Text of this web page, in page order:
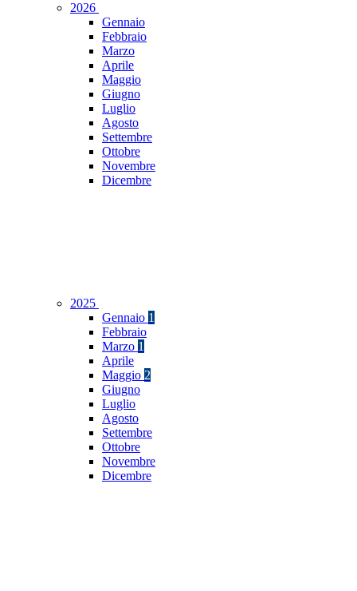
2026
Gennaio
Febbraio
Marzo
Aprile
Maggio
Giugno
Luglio
Agosto
Settembre
Ottobre
Novembre
Dicembre
2025
Gennaio 1
Febbraio
Marzo 1
Aprile
Maggio 2
Giugno
Luglio
Agosto
Settembre
Ottobre
Novembre
Dicembre